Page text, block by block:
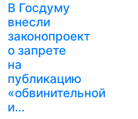
В Госдуму
внесли
законопроект
о запрете
на
публикацию
«обвинительной
и…